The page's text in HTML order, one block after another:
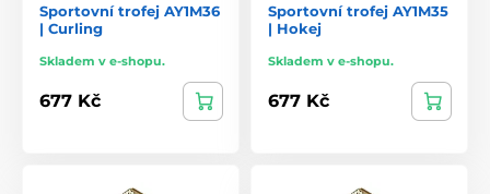
Sportovní trofej AY1M36
| Curling
Skladem v e-shopu.
677 Kč
Sportovní trofej AY1M35
| Hokej
Skladem v e-shopu.
677 Kč